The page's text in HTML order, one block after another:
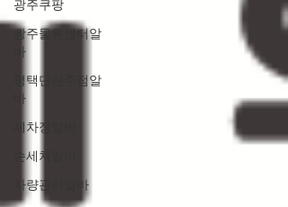
광주쿠팡
광주물류센터알
바
평택단란주점알
바
세차장알바
손세차알바
차량관리알바